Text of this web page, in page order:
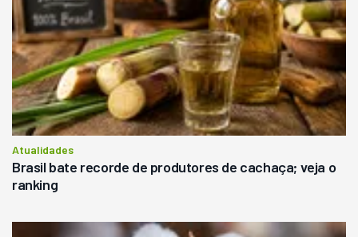
Atualidades
Brasil bate recorde de produtores de cachaça; veja o
ranking